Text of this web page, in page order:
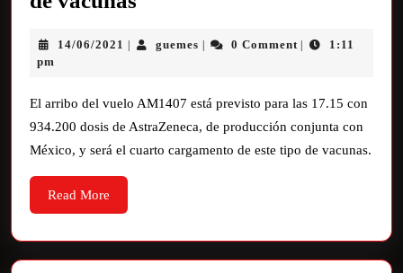
14/06/2021 guemes 0 Comment
1:11
pm
El arribo del vuelo AM1407 está previsto para las 17.15 con
934.200 dosis de AstraZeneca, de producción conjunta con
México, y será el cuarto cargamento de este tipo de vacunas.
Read More